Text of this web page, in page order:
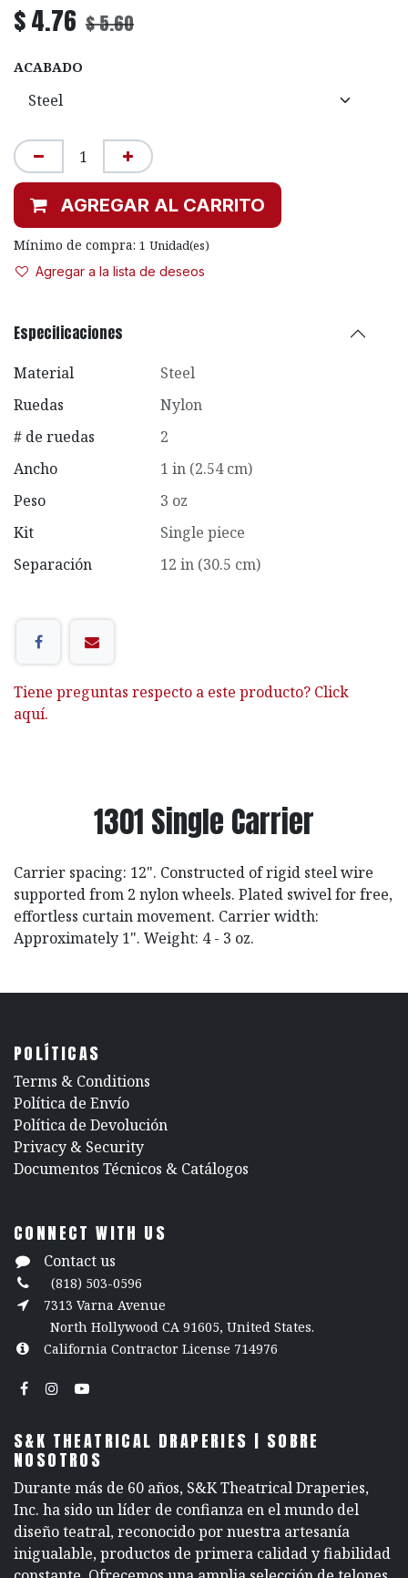
$4.76 $5.60
ACABADO
AGREGAR AL CARRITO
Mínimo de compra: 1 Unidad(es)
Agregar a la lista de deseos
Especificaciones
Material
Steel
Ruedas
Nylon
# de ruedas
2
Ancho
1 in (2.54 cm)
Peso
3 oz
Kit
Single piece
Separación
12 in (30.5 cm)
Tiene preguntas respecto a este producto? Click
aquí.
1301 Single Carrier
Carrier spacing: 12". Constructed of rigid steel wire
supported from 2 nylon wheels. Plated swivel for free,
effortless curtain movement. Carrier width:
Approximately 1". Weight: 4 - 3 oz.
POLÍTICAS
​Terms & Conditions
Política de Envío
Política de Devolución
​Privacy & Security
​Documentos Técnicos & Catálogos
CONNECT WITH US
Contact us
(818) 503-0596
7313 Varna Avenue
North Hollywood CA 91605, United States.
California Contractor License 714976
S&K THEATRICAL DRAPERIES | SOBRE
NOSOTROS
Durante más de 60 años, S&K Theatrical Draperies,
Inc. ha sido un líder de confianza en el mundo del
diseño teatral, reconocido por nuestra artesanía
inigualable, productos de primera calidad y fiabilidad